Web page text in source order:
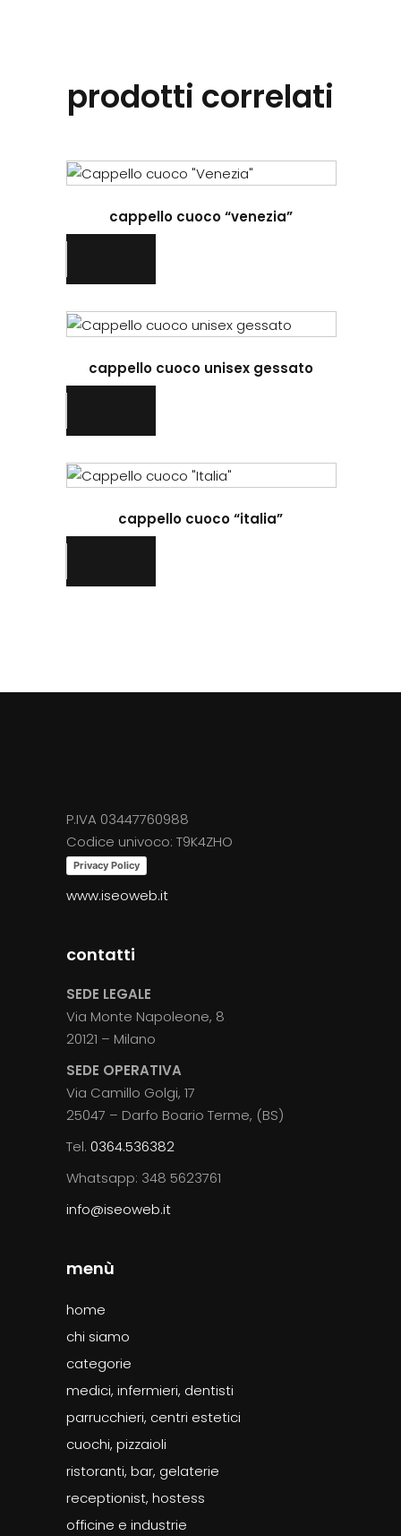
prodotti correlati
cappello cuoco “venezia”
cappello cuoco unisex gessato
cappello cuoco “italia”
P.IVA 03447760988
Codice univoco: T9K4ZHO
Privacy Policy
www.iseoweb.it
contatti
SEDE LEGALE
Via Monte Napoleone, 8
20121 – Milano
SEDE OPERATIVA
Via Camillo Golgi, 17
25047 – Darfo Boario Terme, (BS)
Tel. 0364.536382
Whatsapp: 348 5623761
info@iseoweb.it
menù
home
chi siamo
categorie
medici, infermieri, dentisti
parrucchieri, centri estetici
cuochi, pizzaioli
ristoranti, bar, gelaterie
receptionist, hostess
officine e industrie